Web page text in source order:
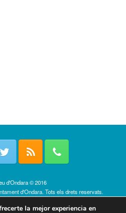
d'Ondara © 2016
d'Ondara. Tots els drets reservats.
la mejor experiencia en